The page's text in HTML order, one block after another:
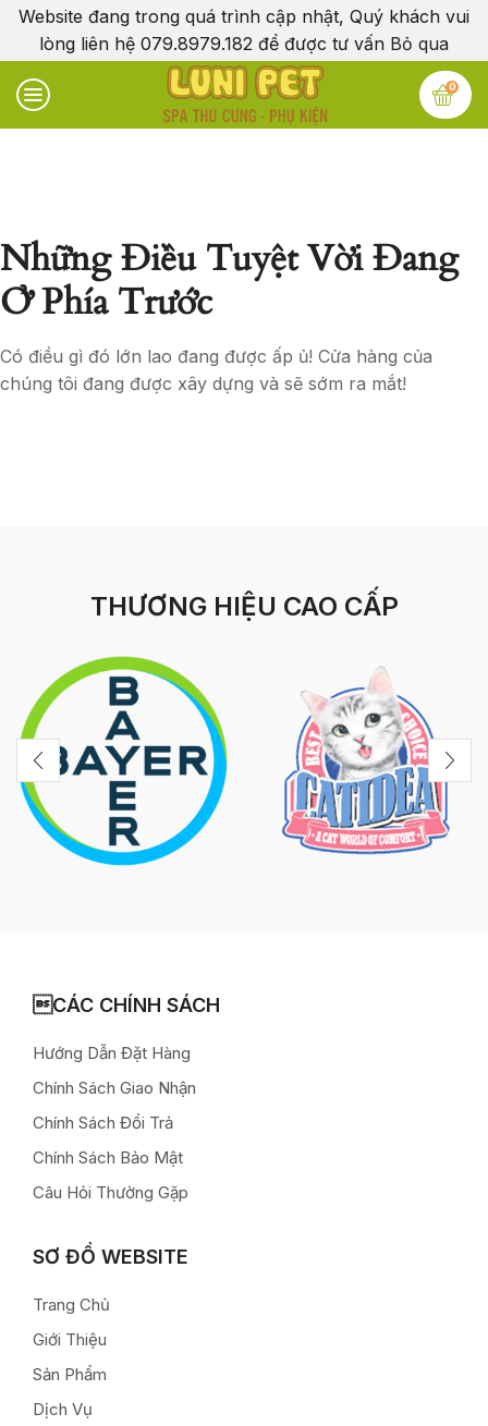
Website đang trong quá trình cập nhật, Quý khách vui
lòng liên hệ 079.8979.182 để được tư vấn Bỏ qua
0
Những Điều Tuyệt Vời Đang
Ở Phía Trước
Có điều gì đó lớn lao đang được ấp ủ! Cửa hàng của
chúng tôi đang được xây dựng và sẽ sớm ra mắt!
THƯƠNG HIỆU CAO CẤP
CÁC CHÍNH SÁCH
Hướng Dẫn Đặt Hàng
Chính Sách Giao Nhận
Chính Sách Đổi Trả
Chính Sách Bảo Mật
Câu Hỏi Thường Gặp
SƠ ĐỒ WEBSITE
Trang Chủ
Giới Thiệu
Sản Phẩm
Dịch Vụ